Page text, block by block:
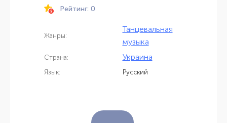
Рейтинг: 0
Жанры:
Танцевальная
музыка
Страна: Украина
Язык: Русский